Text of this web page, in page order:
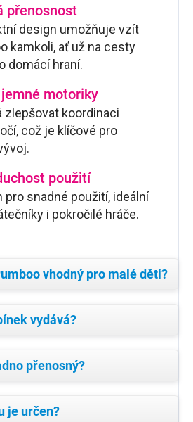
přenosnost
design umožňuje vzít
kamkoli, ať už na cesty
domácí hraní.
motoriky
zlepšovat koordinaci
což je klíčové pro
použití
pro snadné použití, ideální
i pokročilé hráče.
vhodný pro malé děti?
vydává?
přenosný?
je určen?